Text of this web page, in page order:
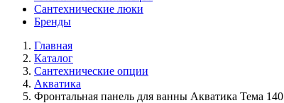
Сантехнические люки
Бренды
Главная
Каталог
Сантехнические опции
Акватика
Фронтальная панель для ванны Акватика Тема 140